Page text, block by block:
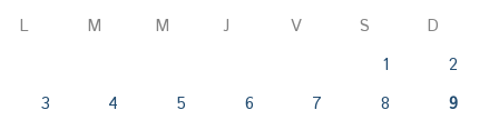
L
M M J V S
D
1
2
3
4 5 6 7 8
9